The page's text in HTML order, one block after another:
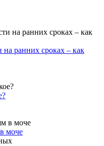
ранних сроках – как
моче